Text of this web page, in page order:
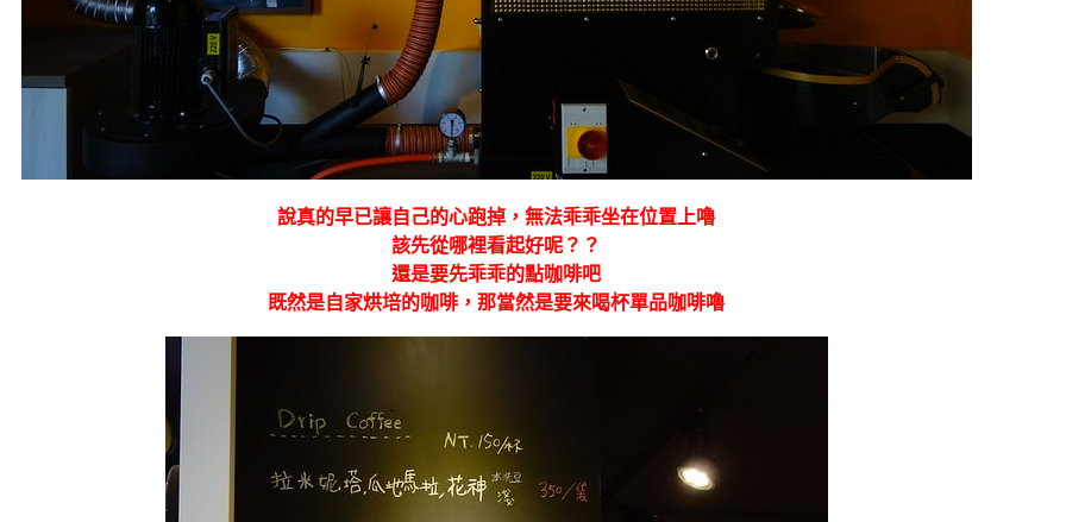
說真的早已讓自己的心跑掉，無法乖乖坐在位置上嚕
該先從哪裡看起好呢？？
還是要先乖乖的點咖啡吧
既然是自家烘培的咖啡，那當然是要來喝杯單品咖啡嚕